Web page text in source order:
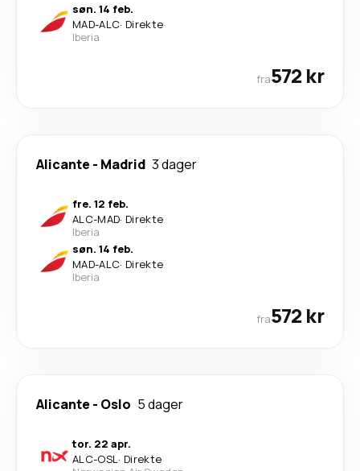
søn. 14 feb.
MAD-ALC· Direkte
Iberia
fra572 kr
Alicante - Madrid 3 dager
fre. 12 feb.
ALC-MAD· Direkte
Iberia
søn. 14 feb.
MAD-ALC· Direkte
Iberia
fra572 kr
Alicante - Oslo 5 dager
tor. 22 apr.
ALC-OSL· Direkte